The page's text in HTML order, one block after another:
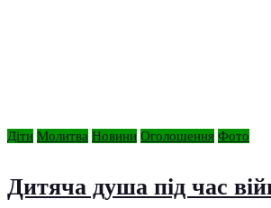
Діти Молитва Новини Оголошення Фото
Дитяча душа під час